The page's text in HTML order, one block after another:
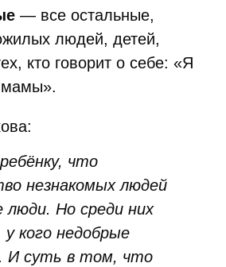
— все остальные,
людей, детей,
кто говорит о себе: «Я
мамы».
что
незнакомых людей
Но среди них
кого недобрые
И суть в том, что